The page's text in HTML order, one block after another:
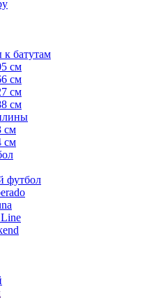
к батутам
см
см
см
см
см
см
футбол